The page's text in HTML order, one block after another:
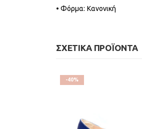
• Φόρμα: Κανονική
ΣΧΕΤΙΚΆ ΠΡΟΪΌΝΤΑ
-40%